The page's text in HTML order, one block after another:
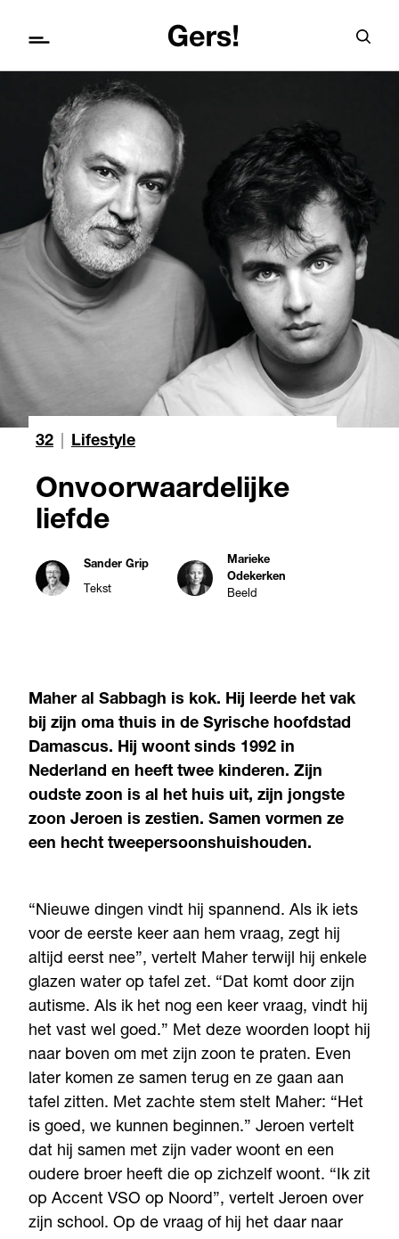
32 Lifestyle
Onvoorwaardelijke
liefde
Sander Grip
Tekst
Marieke
Odekerken
Beeld
Maher al Sabbagh is kok. Hij leerde het vak
bij zijn oma thuis in de Syrische hoofdstad
Damascus. Hij woont sinds 1992 in
Nederland en heeft twee kinderen. Zijn
oudste zoon is al het huis uit, zijn jongste
zoon Jeroen is zestien. Samen vormen ze
een hecht tweepersoonshuishouden.
“Nieuwe dingen vindt hij spannend. Als ik iets
voor de eerste keer aan hem vraag, zegt hij
altijd eerst nee”, vertelt Maher terwijl hij enkele
glazen water op tafel zet. “Dat komt door zijn
autisme. Als ik het nog een keer vraag, vindt hij
het vast wel goed.” Met deze woorden loopt hij
naar boven om met zijn zoon te praten. Even
later komen ze samen terug en ze gaan aan
tafel zitten. Met zachte stem stelt Maher: “Het
is goed, we kunnen beginnen.” Jeroen vertelt
dat hij samen met zijn vader woont en een
oudere broer heeft die op zichzelf woont. “Ik zit
op Accent VSO op Noord”, vertelt Jeroen over
zijn school. Op de vraag of hij het daar naar